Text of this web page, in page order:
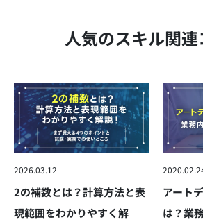
人気のスキル関連
2026.03.12
2の補数とは？計算方法と表
現範囲をわかりやすく解
アート
は？業